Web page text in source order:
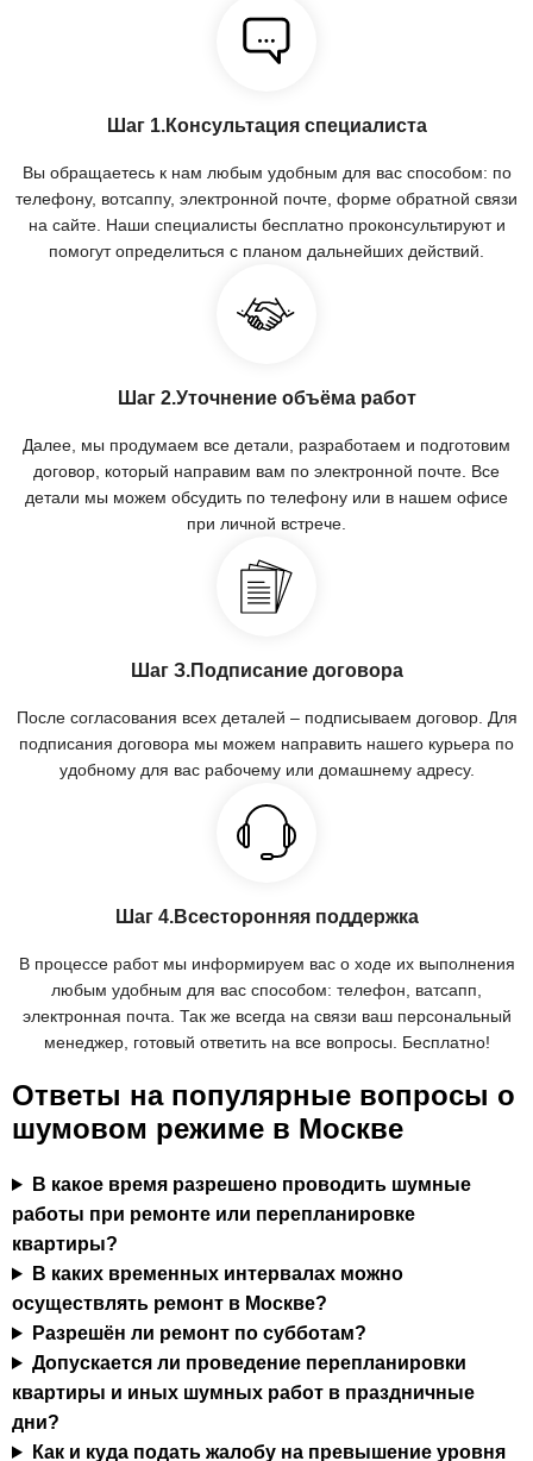
Шаг 1.Консультация специалиста
Вы обращаетесь к нам любым удобным для вас способом: по
телефону, вотсаппу, электронной почте, форме обратной связи
на сайте. Наши специалисты бесплатно проконсультируют и
помогут определиться с планом дальнейших действий.
Шаг 2.Уточнение объёма работ
Далее, мы продумаем все детали, разработаем и подготовим
договор, который направим вам по электронной почте. Все
детали мы можем обсудить по телефону или в нашем офисе
при личной встрече.
Шаг З.Подписание договора
После согласования всех деталей – подписываем договор. Для
подписания договора мы можем направить нашего курьера по
удобному для вас рабочему или домашнему адресу.
Шаг 4.Всесторонняя поддержка
В процессе работ мы информируем вас о ходе их выполнения
любым удобным для вас способом: телефон, ватсапп,
электронная почта. Так же всегда на связи ваш персональный
менеджер, готовый ответить на все вопросы. Бесплатно!
Ответы на популярные вопросы о
шумовом режиме в Москве
В какое время разрешено проводить шумные
работы при ремонте или перепланировке
квартиры?
В каких временных интервалах можно
осуществлять ремонт в Москве?
Разрешён ли ремонт по субботам?
Допускается ли проведение перепланировки
квартиры и иных шумных работ в праздничные
дни?
Как и куда подать жалобу на превышение уровня